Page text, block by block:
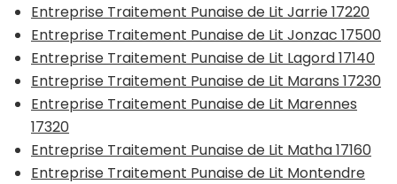
Entreprise Traitement Punaise de Lit Jarrie 17220
Entreprise Traitement Punaise de Lit Jonzac 17500
Entreprise Traitement Punaise de Lit Lagord 17140
Entreprise Traitement Punaise de Lit Marans 17230
Entreprise Traitement Punaise de Lit Marennes
17320
Entreprise Traitement Punaise de Lit Matha 17160
Entreprise Traitement Punaise de Lit Montendre